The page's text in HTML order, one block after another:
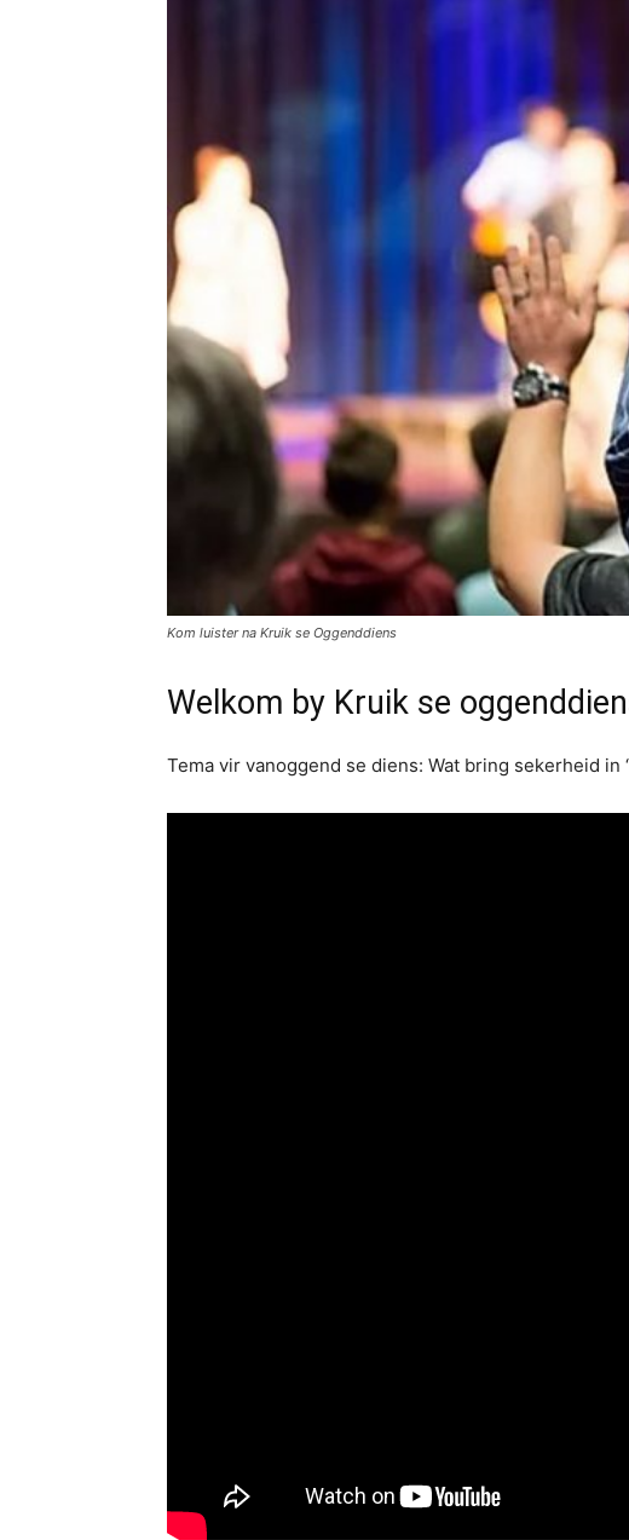
Kom luister na Kruik se Oggenddiens
Welkom by Kruik se
Tema vir vanoggend se diens: Wat bring sekerheid in